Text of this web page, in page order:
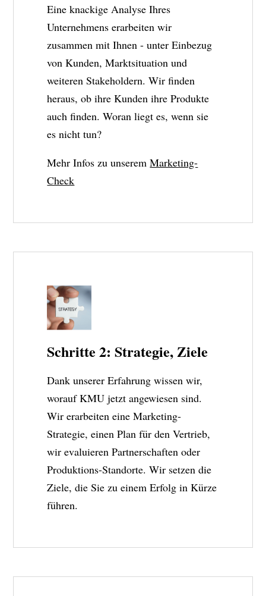
Eine knackige Analyse Ihres
Unternehmens erarbeiten wir
zusammen mit Ihnen - unter Einbezug
von Kunden, Marktsituation und
weiteren Stakeholdern. Wir finden
heraus, ob ihre Kunden ihre Produkte
auch finden. Woran liegt es, wenn sie
es nicht tun?
Mehr Infos zu unseremMarketing-
Check
Schritte 2: Strategie, Ziele
Dank unserer Erfahrung wissen wir,
worauf KMU jetzt angewiesen sind.
Wir erarbeiten eine Marketing-
Strategie, einen Plan für den Vertrieb,
wir evaluieren Partnerschaften oder
Produktions-Standorte. Wir setzen die
Ziele, die Sie zu einem Erfolg in Kürze
führen.